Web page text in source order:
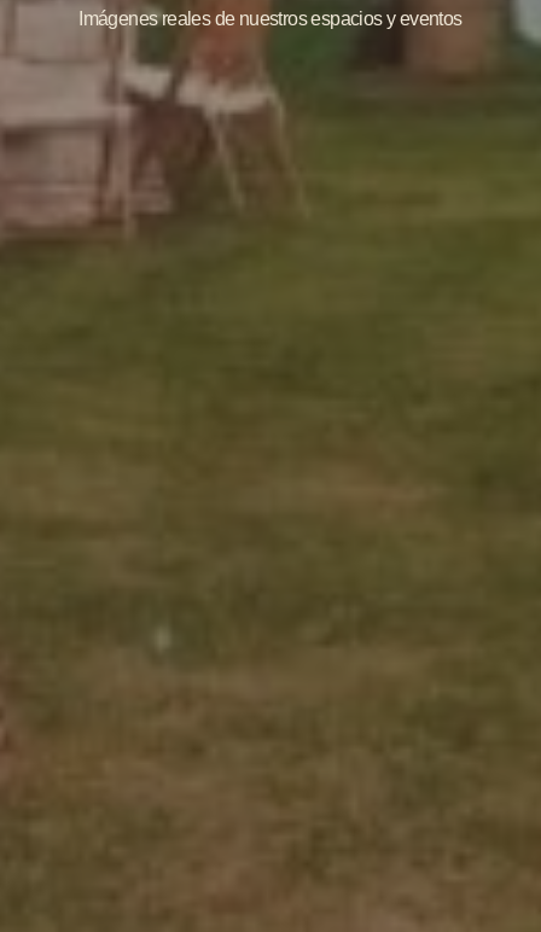
Imágenes reales de nuestros espacios y eventos